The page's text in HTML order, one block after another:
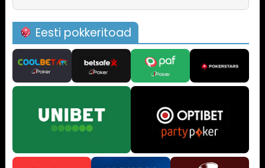
Eesti pokkeritoad